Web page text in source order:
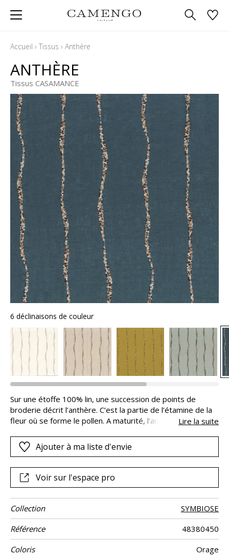
Accueil › Tissus › Anthère
ANTHÈRE
Tissus CASAMANCE
6 déclinaisons de couleur
Sur une étoffe 100% lin, une succession de points de
broderie décrit l’anthère. C’est la partie de l’étamine de la
fleur où se forme le pollen. A maturité, l’anthère s’ouvre,
plumetis de couleurs d’une belle finesse, ils confèrent à
l’étoffe un caractère délicat.
Lire la suite
Ajouter à ma liste d'envie
Voir sur l'espace pro
Collection
SYMBIOSE
Référence
48380450
Coloris
Orage